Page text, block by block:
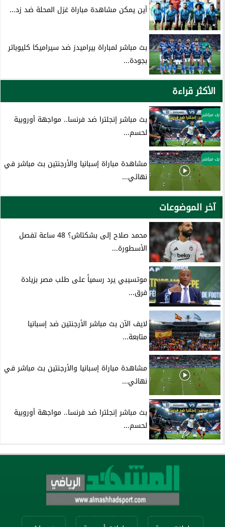
أين يمكن مشاهدة مباراة غزل المحلة ضد زد...
بث مباشر لمباراة بيراميدز ضد سيراميكا كليوباتر
بجودة...
الأكثر قراءة
بث مباشر
بث مباشر إنجلترا ضد فرنسا.. مواجهة أوروبية
لحسم...
بث مباشر
مشاهدة مباراة إسبانيا والأرجنتين بث مباشر في
نهائي...
آخر الموضوعات
محمد صلاح إلى بشكتاش؟ 48 ساعة تفصل
الأسطورة...
موتسيبي يرد رسمياً على طلب مصر بزيادة
فرق...
لايف الآن بث مباشر الأرجنتين ضد إسبانيا
متابعة...
مشاهدة مباراة إسبانيا والأرجنتين بث مباشر في
نهائي...
بث مباشر إنجلترا ضد فرنسا.. مواجهة أوروبية
لحسم...